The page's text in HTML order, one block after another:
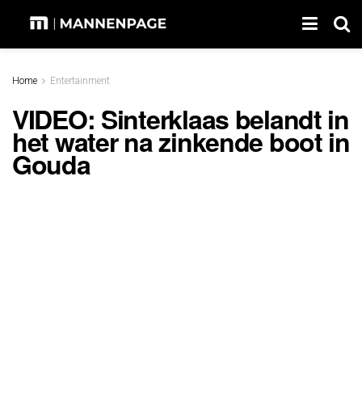
Home Entertainment
VIDEO: Sinterklaas belandt in
het water na zinkende boot in
Gouda